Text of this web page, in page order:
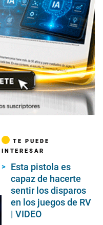
TE PUEDE
INTERESAR
Esta pistola es
capaz de hacerte
sentir los disparos
en los juegos de RV
| VIDEO